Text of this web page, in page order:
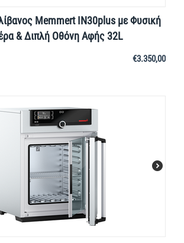
Memmert IN30plus με Φυσική
& Διπλή Οθόνη Αφής 32L
€3.350,00